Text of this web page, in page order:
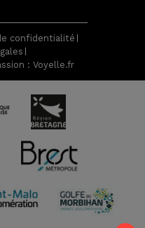
confidentialité
: Voyelle.fr